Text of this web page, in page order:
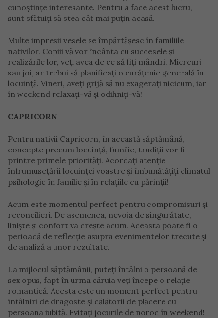
cunoștințe interesante. Pentru a face acest lucru,
sunt sfătuiți să stea cât mai puțin acasă.
Multe impresii vesele se împărtășesc în familiile
nativilor. Copiii vă vor încânta cu succesele și
realizările lor, veți avea de ce să fiți mândri. Miercuri
sau joi, ar trebui să planificați o curățenie generală în
locuință. Vineri, aveți grijă să nu exagerați nicicum, iar
în weekend relaxați-vă și odihniți-vă!
CAPRICORN
Pentru nativii Capricorn, în această săptămână,
concepte precum locuință, familie, tradiții vor fi
printre primele priorități. Acordați atenție
înfrumusețării locuinței voastre și îmbunătățiți climatul
psihologic în familie și în relațiile cu părinții!
Acum este momentul perfect pentru compromisuri și
reconcilieri. De asemenea, nevoia de singurătate,
liniște și confort va crește acum. Aceasta poate fi o
perioadă de reflecție asupra evenimentelor trecute și
de analiză a unor rezultate.
La mijlocul săptămânii, puteți întâlni o persoană de
sex opus, fapt în urma căruia veți începe o relație
romantică. Acesta este un moment perfect pentru
întâlniri de dragoste și călătorii de plăcere cu
persoana iubită. Evitați jocurile de noroc în weekend!